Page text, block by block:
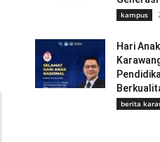
kampus
Hari
berita